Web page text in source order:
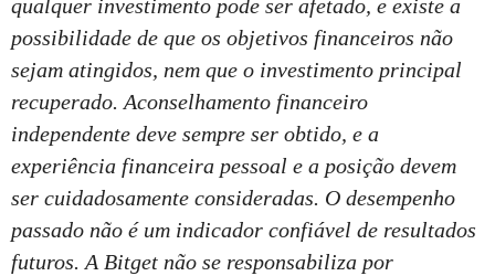
qualquer investimento pode ser afetado, e existe a
possibilidade de que os objetivos financeiros não
sejam atingidos, nem que o investimento principal
recuperado. Aconselhamento financeiro
independente deve sempre ser obtido, e a
experiência financeira pessoal e a posição devem
ser cuidadosamente consideradas. O desempenho
passado não é um indicador confiável de resultados
futuros. A Bitget não se responsabiliza por